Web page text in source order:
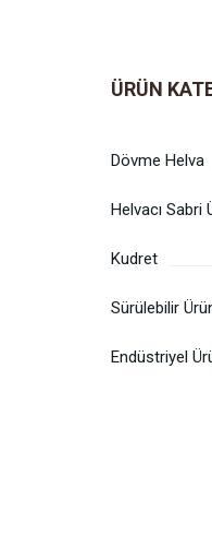
ÜRÜN
Dövme Helva
Helvacı Sabri
Kudret
Sürülebilir
Endüstriyel